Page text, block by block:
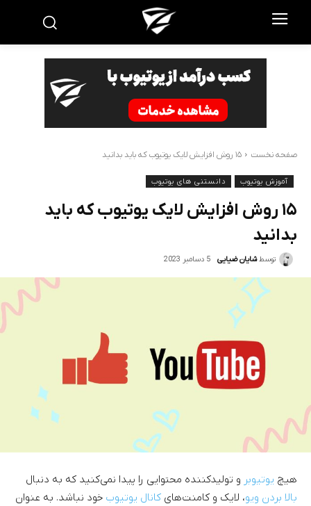
صفحه نخست ۱۵ روش افزایش لایک یوتیوب که باید بدانید
آموزش یوتیوب دانستنی های یوتیوب
۱۵ روش افزایش لایک یوتیوب که باید
بدانید
توسط شایان ضیایی 5 دسامبر 2023
هیچ یوتیوبر و تولیدکننده محتوایی را پیدا نمی‌کنید که به دنبال
بالا بردن ویو، لایک و کامنت‌های کانال یوتیوب خود نباشد. به عنوان